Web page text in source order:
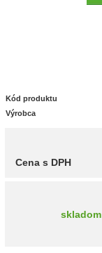
Kód produktu
Výrobca
Cena s DPH
skladom